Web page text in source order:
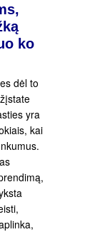
ko
dėl to
yra
kai